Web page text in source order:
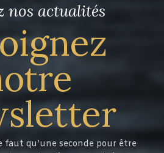
nos actualités
faut qu’une seconde pour être